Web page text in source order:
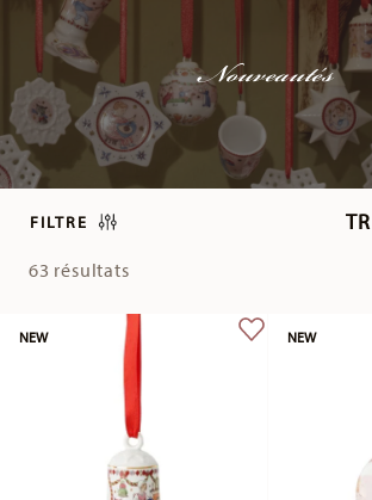
Nouveautés
FILTRE
63 résultats
NEW NEW